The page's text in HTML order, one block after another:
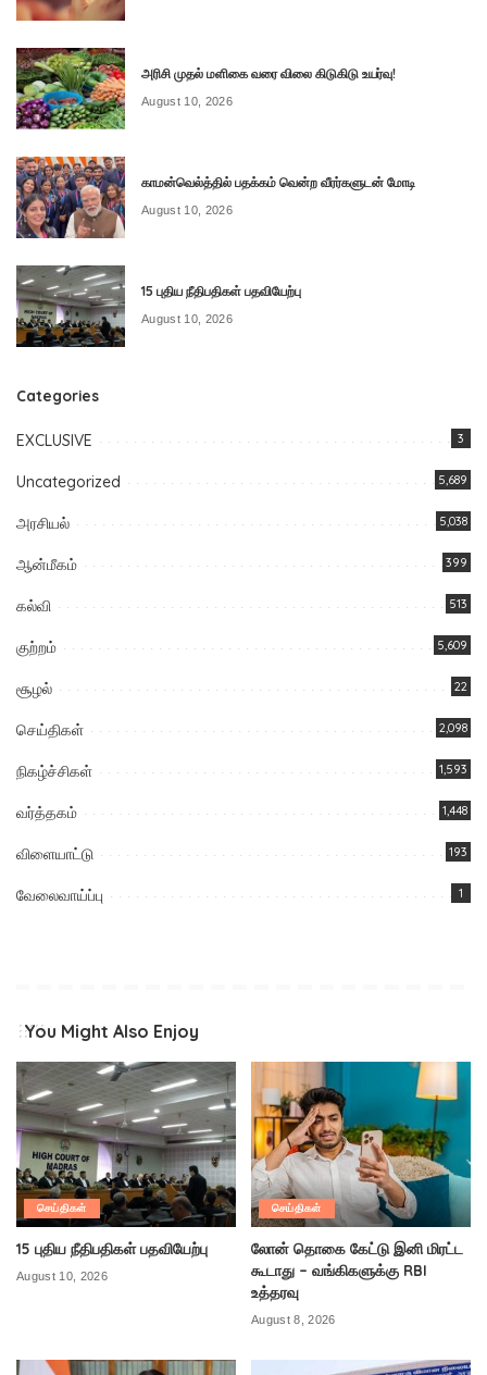
அரிசி முதல் மளிகை வரை விலை கிடுகிடு உயர்வு!
August 10, 2026
காமன்வெல்த்தில் பதக்கம் வென்ற வீரர்களுடன் மோடி
August 10, 2026
15 புதிய நீதிபதிகள் பதவியேற்பு
August 10, 2026
Categories
EXCLUSIVE 3
Uncategorized 5,689
அரசியல் 5,038
ஆன்மீகம் 399
கல்வி 513
குற்றம் 5,609
சூழல் 22
செய்திகள் 2,098
நிகழ்ச்சிகள் 1,593
வர்த்தகம் 1,448
விளையாட்டு 193
வேலைவாய்ப்பு 1
You Might Also Enjoy
செய்திகள்
15 புதிய நீதிபதிகள் பதவியேற்பு
August 10, 2026
செய்திகள்
லோன் தொகை கேட்டு இனி மிரட்ட
கூடாது – வங்கிகளுக்கு RBI
உத்தரவு
August 8, 2026